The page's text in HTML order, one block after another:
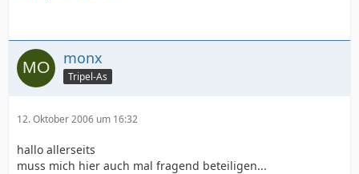
monx
Tripel-As
12. Oktober 2006 um 16:32
hallo allerseits
muss mich hier auch mal fragend beteiligen...